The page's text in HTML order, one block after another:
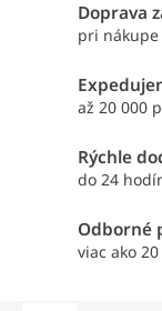
Doprava
pri
až 20 000
Rýchle
do 24
Odborné
viac ako